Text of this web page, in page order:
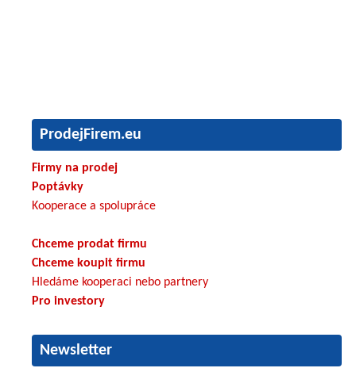
ProdejFirem.eu
Firmy na prodej
Poptávky
Kooperace a spolupráce
Chceme prodat firmu
Chceme koupit firmu
Hledáme kooperaci nebo partnery
Pro investory
Newsletter